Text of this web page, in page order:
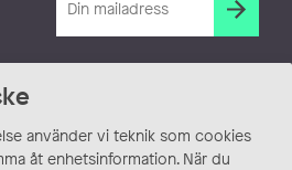
använder vi teknik som cookies
åt enhetsinformation. När du